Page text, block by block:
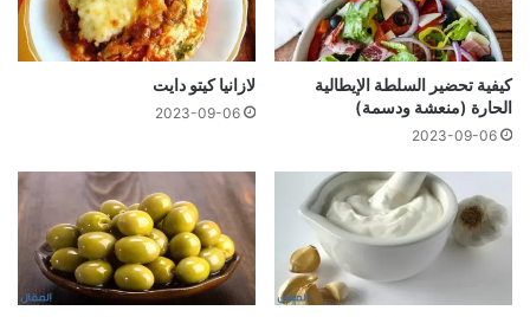
كيفية تحضير السلطة الإيطالية
الحارة (منعشة ودسمة)
2023-09-06
لازانيا كيتو دايت
2023-09-06